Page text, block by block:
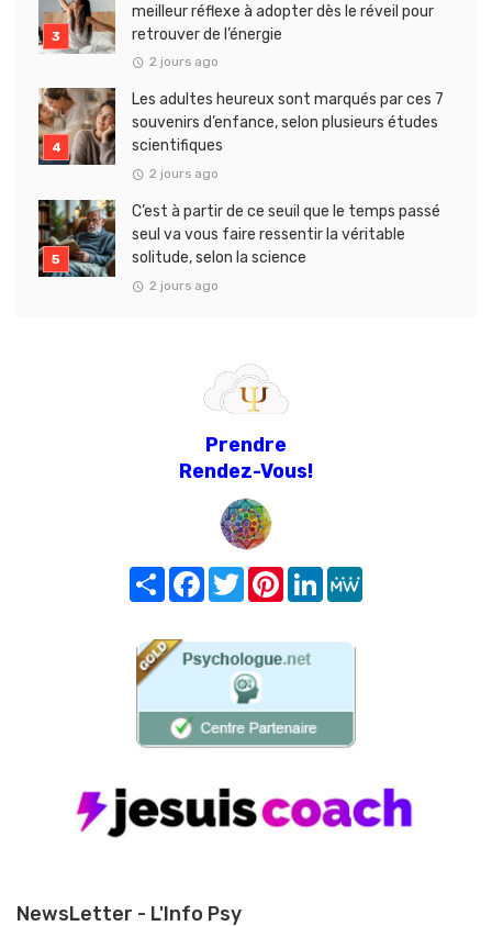
meilleur réflexe à adopter dès le réveil pour
retrouver de l’énergie
2 jours ago
Les adultes heureux sont marqués par ces 7
souvenirs d’enfance, selon plusieurs études
scientifiques
2 jours ago
C’est à partir de ce seuil que le temps passé
seul va vous faire ressentir la véritable
solitude, selon la science
2 jours ago
Prendre
Rendez-Vous!
Share FacebookTwitterPinterest
LinkedIn
NewsLetter - L'Info Psy